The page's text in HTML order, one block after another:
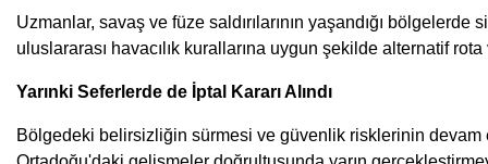
Uzmanlar, savaş ve füze saldırılarının yaşandığı
uluslararası havacılık kurallarına uygun şekilde alternatif
Yarınki Seferlerde de İptal Kararı Alındı
Bölgedeki belirsizliğin sürmesi ve güvenlik risklerinin devam